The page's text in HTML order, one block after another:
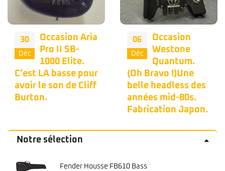
06
Déc
Occasion
Westone
Quantum.
(Oh Bravo !)Une
belle headless des
années mid-80s.
02
Déc
Nous vous
proposons
une belle
occasion Musicman
Bongo 4h dans une
couleur bleu peu
commune. 🦅
Notre sélection
Fender Housse FB610 Bass